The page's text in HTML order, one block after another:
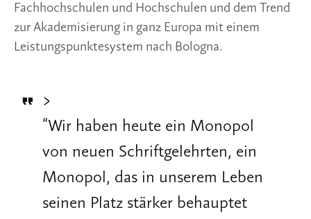
Fachhochschulen und Hochschulen und dem Trend
zur Akademisierung in ganz Europa mit einem
Leistungspunktesystem nach Bologna.
>
“Wir haben heute ein Monopol
von neuen Schriftgelehrten, ein
Monopol, das in unserem Leben
seinen Platz stärker behauptet